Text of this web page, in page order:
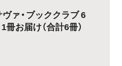
ヴァ・ブッククラブ 6
お届け（合計6冊）